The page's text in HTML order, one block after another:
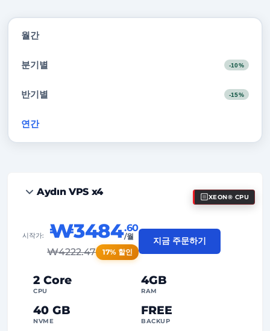
월간
분기별 -10%
반기별 -15%
연간
Aydın VPS x4 XEON® CPU
2 Core
CPU
4GB
RAM
40 GB
NVME
FREE
BACKUP
시작가: ₩3484.60
/월
₩4222.47 17% 할인
지금 주문하기